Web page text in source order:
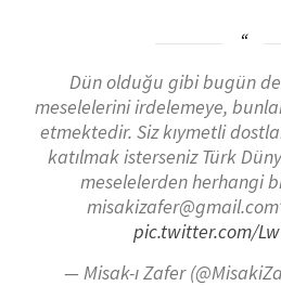
Dün olduğu gibi bugün de
meselelerini irdelemeye,
etmektedir. Siz kıymetli
katılmak isterseniz Türk
meselelerden herhangi
pic.twitter.com/
— Misak-ı Zafer